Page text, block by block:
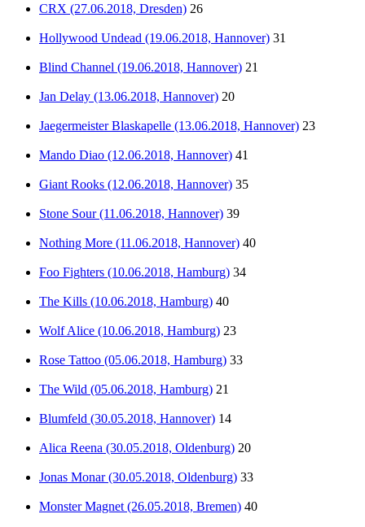
CRX (27.06.2018, Dresden) 26
Hollywood Undead (19.06.2018, Hannover) 31
Blind Channel (19.06.2018, Hannover) 21
Jan Delay (13.06.2018, Hannover) 20
Jaegermeister Blaskapelle (13.06.2018, Hannover) 23
Mando Diao (12.06.2018, Hannover) 41
Giant Rooks (12.06.2018, Hannover) 35
Stone Sour (11.06.2018, Hannover) 39
Nothing More (11.06.2018, Hannover) 40
Foo Fighters (10.06.2018, Hamburg) 34
The Kills (10.06.2018, Hamburg) 40
Wolf Alice (10.06.2018, Hamburg) 23
Rose Tattoo (05.06.2018, Hamburg) 33
The Wild (05.06.2018, Hamburg) 21
Blumfeld (30.05.2018, Hannover) 14
Alica Reena (30.05.2018, Oldenburg) 20
Jonas Monar (30.05.2018, Oldenburg) 33
Monster Magnet (26.05.2018, Bremen) 40